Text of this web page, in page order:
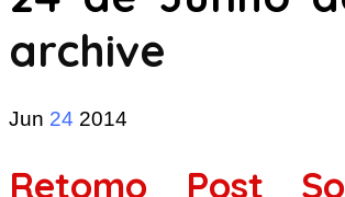
archive
Jun 24 2014
Retomo Post